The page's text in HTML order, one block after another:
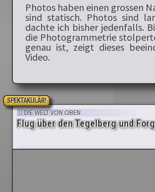
Photos haben einen grossen
sind statisch. Photos sind
dachte ich bisher jedenfalls.
die Photogrammetrie
genau ist, zeigt dieses
Video.
SPEKTAKULÄR!
DIE WELT VON OBEN
Flug über den Tegelberg und